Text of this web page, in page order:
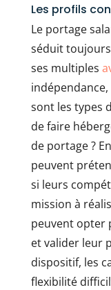
Les profils
Le portage
séduit
ses multiples
sont les types
de faire
de portage ?
peuvent
si leurs
mission à
peuvent opter
et valider leur
dispositif, les
flexibilité